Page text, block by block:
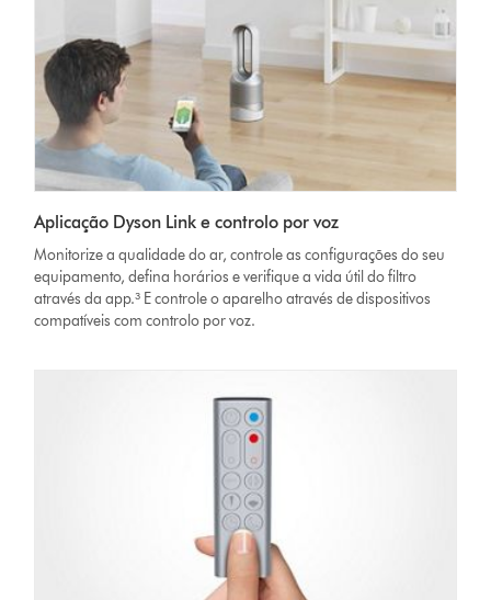
Aplicação Dyson Link e controlo por voz
Monitorize a qualidade do ar, controle as configurações do seu
equipamento, defina horários e verifique a vida útil do filtro
através da app.³ E controle o aparelho através de dispositivos
compatíveis com controlo por voz.